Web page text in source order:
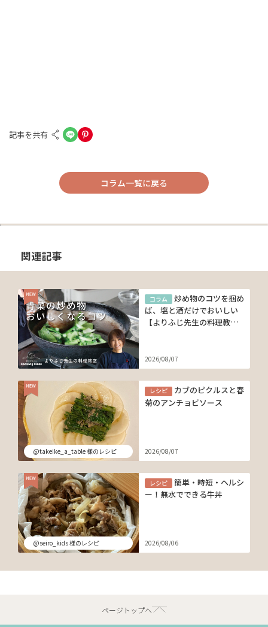
記事を共有
コラム一覧に戻る
関連記事
コラム
炒め物のコツを掴め
ば、塩と酒だけでおいしい
【よりふじ先生の料理教
2026/08/07
@takeike_a_table 様のレシピ
レシピ
カブのピクルスと春
菊のアンチョビソース
2026/08/07
@seiro_kids 様のレシピ
レシピ
簡単・時短・ヘルシ
ー！無水でできる牛丼
2026/08/06
ページトップへ